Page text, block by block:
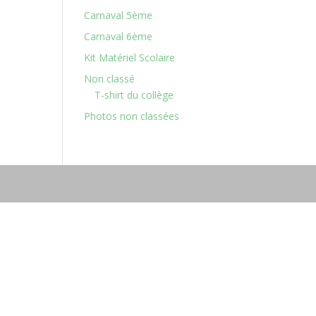
Carnaval 5ème
Carnaval 6ème
Kit Matériel Scolaire
Non classé
T-shirt du collège
Photos non classées